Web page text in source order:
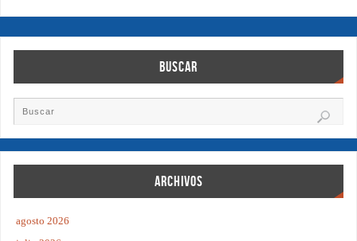
BUSCAR
ARCHIVOS
agosto 2026